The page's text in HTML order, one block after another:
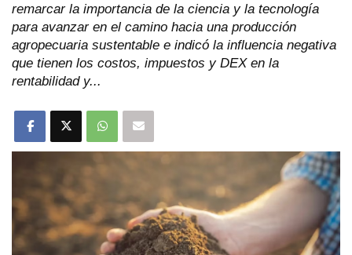
remarcar la importancia de la ciencia y la tecnología
para avanzar en el camino hacia una producción
agropecuaria sustentable e indicó la influencia negativa
que tienen los costos, impuestos y DEX en la
rentabilidad y...